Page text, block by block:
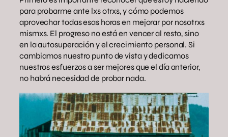
para probarme ante lxs otrxs, y cómo podemos
aprovechar todas esas horas en mejorar por nosotrxs
mismxs. El progreso no está en vencer al resto, sino
en la autosuperación y el crecimiento personal. Si
cambiamos nuestro punto de vista y dedicamos
nuestros esfuerzos a ser mejores que el día anterior,
no habrá necesidad de probar nada.